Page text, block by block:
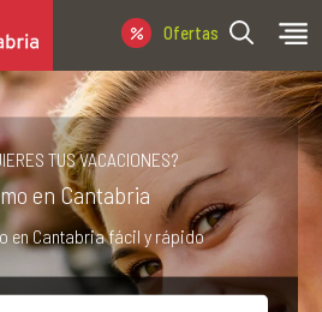
Ofertas Última Hora
TUS VACACIONES?
en Cantabria
en Cantabria fácil y rápido